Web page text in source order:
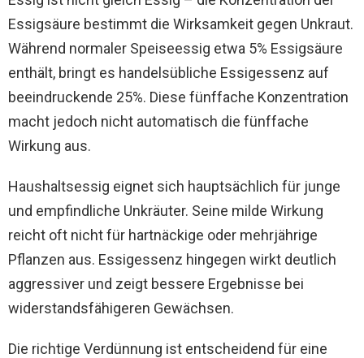
Essigsäure bestimmt die Wirksamkeit gegen Unkraut.
Während normaler Speiseessig etwa 5% Essigsäure
enthält, bringt es handelsübliche Essigessenz auf
beeindruckende 25%. Diese fünffache Konzentration
macht jedoch nicht automatisch die fünffache
Wirkung aus.
Haushaltsessig eignet sich hauptsächlich für junge
und empfindliche Unkräuter. Seine milde Wirkung
reicht oft nicht für hartnäckige oder mehrjährige
Pflanzen aus. Essigessenz hingegen wirkt deutlich
aggressiver und zeigt bessere Ergebnisse bei
widerstandsfähigeren Gewächsen.
Die richtige Verdünnung ist entscheidend für eine